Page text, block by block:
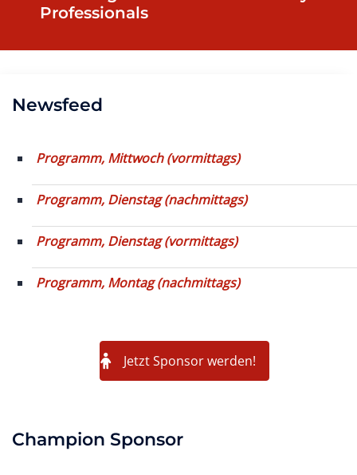
Professionals
Newsfeed
Programm, Mittwoch (vormittags)
Programm, Dienstag (nachmittags)
Programm, Dienstag (vormittags)
Programm, Montag (nachmittags)
Jetzt Sponsor werden!
Champion Sponsor